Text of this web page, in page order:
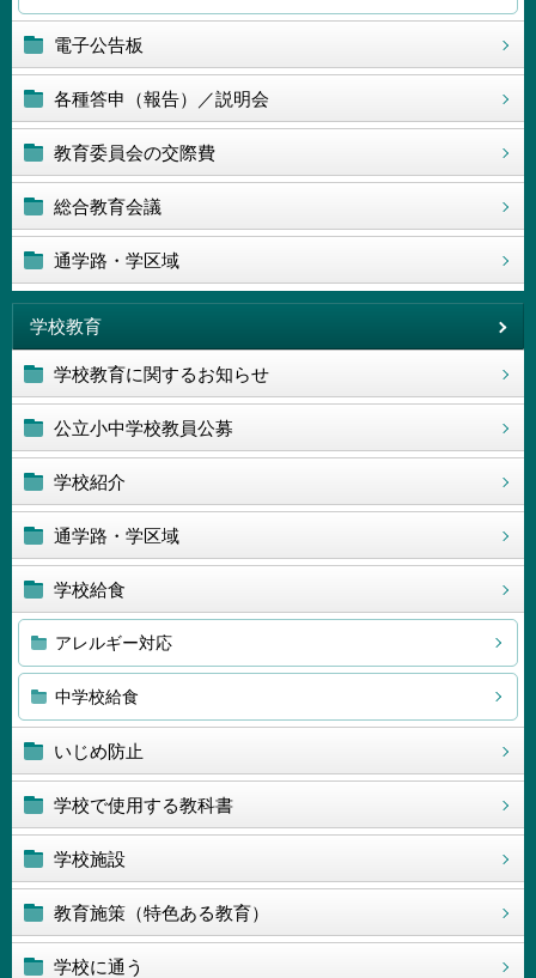
電子公告板
各種答申（報告）／説明会
教育委員会の交際費
総合教育会議
通学路・学区域
学校教育
学校教育に関するお知らせ
公立小中学校教員公募
学校紹介
通学路・学区域
学校給食
アレルギー対応
中学校給食
いじめ防止
学校で使用する教科書
学校施設
教育施策（特色ある教育）
学校に通う